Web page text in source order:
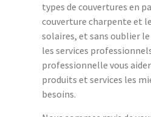
types de couvertures en
couverture charpente et
solaires, et sans oublier
les services
professionnelle vous
produits et services les
besoins.